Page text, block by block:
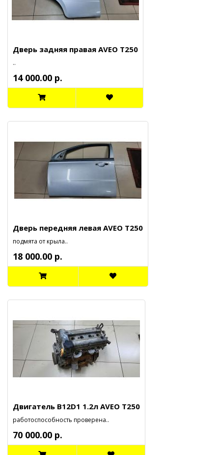
Дверь задняя правая AVEO T250
..
14 000.00 р.
Дверь передняя левая AVEO T250
подмята от крыла..
18 000.00 р.
Двигатель B12D1 1.2л AVEO T250
работоспособность проверена..
70 000.00 р.